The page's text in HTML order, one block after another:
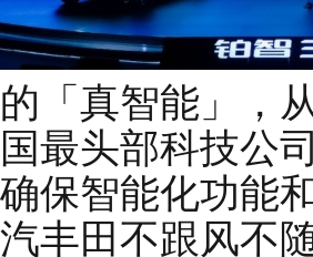
「真智能」，
最头部科技公
保智能化功能
丰田不跟风不